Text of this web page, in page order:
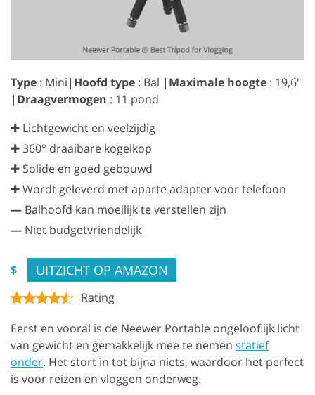
Type : Mini| Hoofd type : Bal | Maximale hoogte : 19,6″
| Draagvermogen : 11 pond
✚ Lichtgewicht en veelzijdig
✚ 360° draaibare kogelkop
✚ Solide en goed gebouwd
✚ Wordt geleverd met aparte adapter voor telefoon
— Balhoofd kan moeilijk te verstellen zijn
— Niet budgetvriendelijk
$ UITZICHT OP AMAZON
Rating
Eerst en vooral is de Neewer Portable ongelooflijk licht
van gewicht en gemakkelijk mee te nemen statief
onder. Het stort in tot bijna niets, waardoor het perfect
is voor reizen en vloggen onderweg.